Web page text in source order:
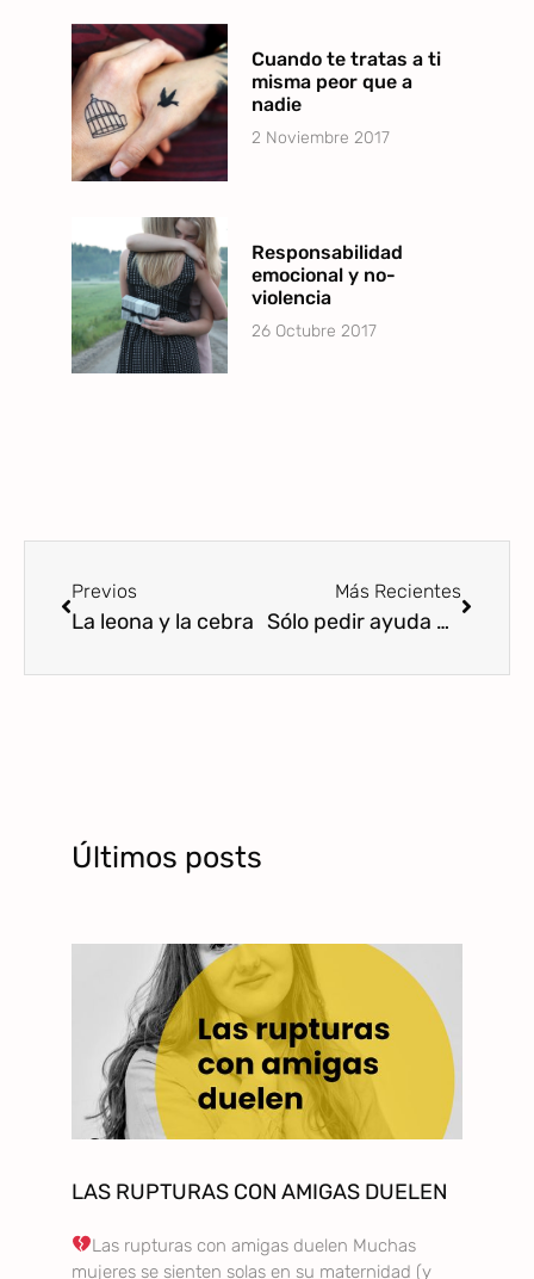
Cuando te tratas a ti
misma peor que a
nadie
2 Noviembre 2017
Responsabilidad
emocional y no-
violencia
26 Octubre 2017
Previos
La leona y la cebra
Más Recientes
Sólo pedir ayuda no es suficiente
Últimos posts
LAS RUPTURAS CON AMIGAS DUELEN
Las rupturas con amigas duelen Muchas
mujeres se sienten solas en su maternidad (y